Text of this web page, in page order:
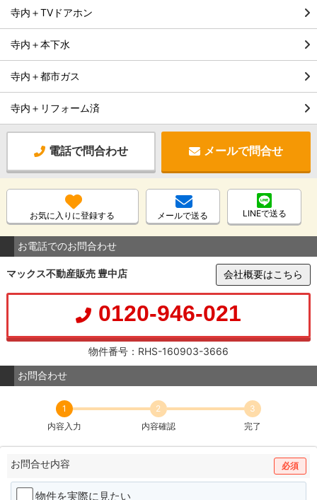
寺内＋TVドアホン
寺内＋本下水
寺内＋都市ガス
寺内＋リフォーム済
電話で問合わせ メールで問合せ
お気に入りに登録する メールで送る LINEで送る
お電話でのお問合わせ
マックス不動産販売 豊中店 会社概要はこちら
0120-946-021
物件番号：RHS-160903-3666
お問合わせ
1
内容入力
2
内容確認
3
完了
お問合せ内容 必須
物件を実際に見たい